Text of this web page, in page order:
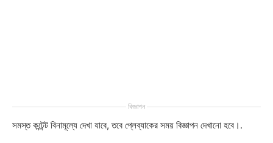
বিজ্ঞাপন
সমস্ত কন্টেন্ট বিনামূল্যে দেখা যাবে, তবে প্লেব্যাকের সময় বিজ্ঞাপন দেখানো হবে।.